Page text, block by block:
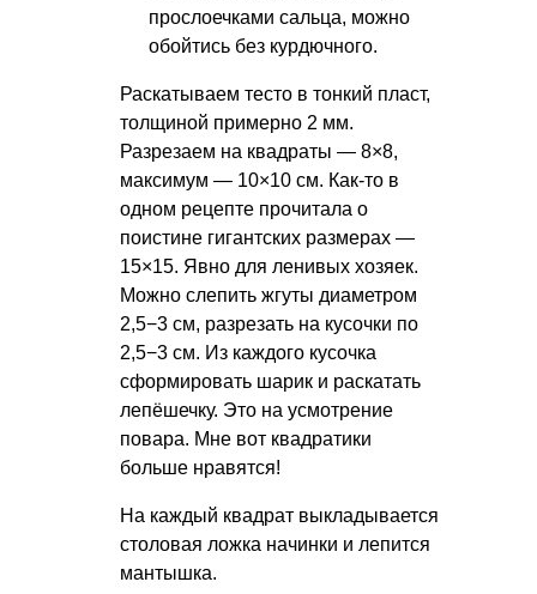
прослоечками сальца, можно
обойтись без курдючного.
Раскатываем тесто в тонкий пласт,
толщиной примерно 2 мм.
Разрезаем на квадраты — 8×8,
максимум — 10×10 см. Как-то в
одном рецепте прочитала о
поистине гигантских размерах —
15×15. Явно для ленивых хозяек.
Можно слепить жгуты диаметром
2,5−3 см, разрезать на кусочки по
2,5−3 см. Из каждого кусочка
сформировать шарик и раскатать
лепёшечку. Это на усмотрение
повара. Мне вот квадратики
больше нравятся!
На каждый квадрат выкладывается
столовая ложка начинки и лепится
мантышка.